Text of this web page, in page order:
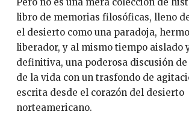
libro de memorias filosóficas, lleno
el desierto como una paradoja,
liberador, y al mismo tiempo aislado
definitiva, una poderosa discusión
de la vida con un trasfondo de
escrita desde el corazón del desierto
norteamericano.